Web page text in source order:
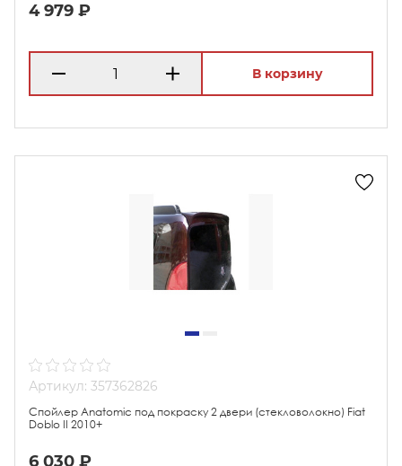
4 979 ₽
В корзину
Артикул: 357362826
Спойлер Anatomic под покраску 2 двери (стекловолокно) Fiat
Doblo II 2010+
6 030 ₽